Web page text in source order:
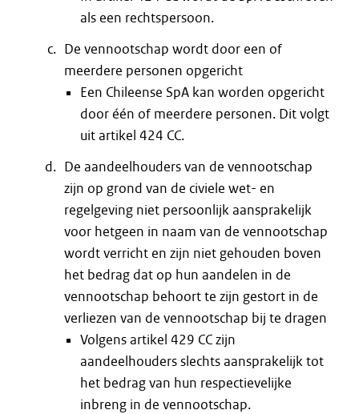
als een rechtspersoon.
De vennootschap wordt door een of
meerdere personen opgericht
Een Chileense SpA kan worden opgericht
door één of meerdere personen. Dit volgt
uit artikel 424 CC.
De aandeelhouders van de vennootschap
zijn op grond van de civiele wet- en
regelgeving niet persoonlijk aansprakelijk
voor hetgeen in naam van de vennootschap
wordt verricht en zijn niet gehouden boven
het bedrag dat op hun aandelen in de
vennootschap behoort te zijn gestort in de
verliezen van de vennootschap bij te dragen
Volgens artikel 429 CC zijn
aandeelhouders slechts aansprakelijk tot
het bedrag van hun respectievelijke
inbreng in de vennootschap.